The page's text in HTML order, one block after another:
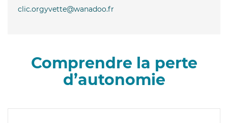
clic.orgyvette@wanadoo.fr
Comprendre la perte
d’autonomie